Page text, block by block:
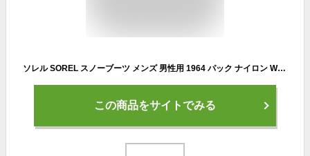
ソレル SOREL スノーブーツ メンズ 男性用 1964 パック ナイロン WP Quarry/Dove ( Sorel 1964 PAC NYLON WP 防水 Boot Boots 2025FW スノー・ブーツ ウィンター・ブーツ 靴・ブーツ soreru MENS グレー 灰 NM5189-052 ) ice field icefield
この商品をサイトでみる